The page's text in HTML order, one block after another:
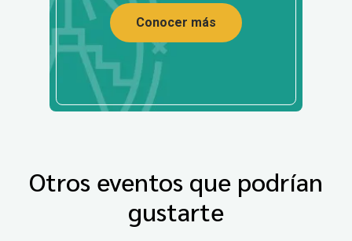
Conocer más
Otros eventos que podrían
gustarte